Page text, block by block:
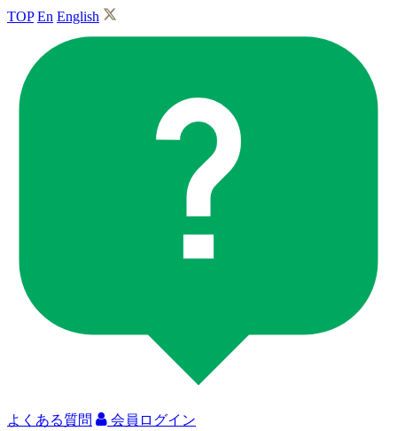
TOP En English
よくある質問 会員ログイン